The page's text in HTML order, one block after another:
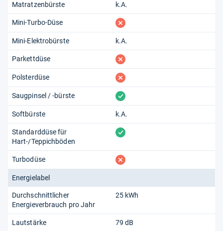
Matratzenbürste k.A.
Mini-Turbo-Düse fehlt
Mini-Elektrobürste k.A.
Parkettdüse fehlt
Polsterdüse fehlt
Saugpinsel / -bürste vorhanden
Softbürste k.A.
Standarddüse für
Hart-/Teppichböden
vorhanden
Turbodüse fehlt
Energielabel
Durchschnittlicher
Energieverbrauch pro Jahr
25 kWh
Lautstärke 79 dB